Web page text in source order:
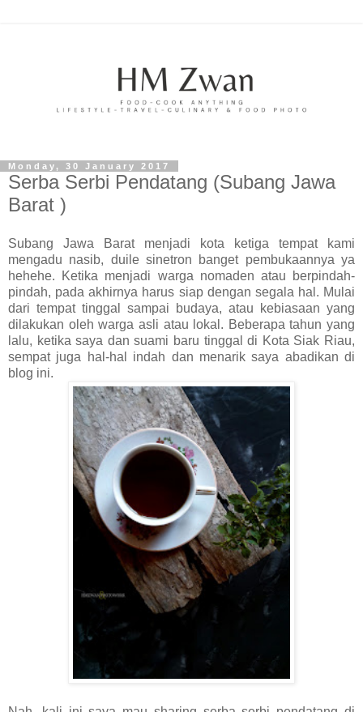
Monday, 30 January 2017
Serba Serbi Pendatang (Subang Jawa
Barat )
Subang Jawa Barat menjadi kota ketiga tempat kami
mengadu nasib, duile sinetron banget pembukaannya ya
hehehe. Ketika menjadi warga nomaden atau berpindah-
pindah, pada akhirnya harus siap dengan segala hal. Mulai
dari tempat tinggal sampai budaya, atau kebiasaan yang
dilakukan oleh warga asli atau lokal. Beberapa tahun yang
lalu, ketika saya dan suami baru tinggal di Kota Siak Riau,
sempat juga hal-hal indah dan menarik saya abadikan di
blog ini.